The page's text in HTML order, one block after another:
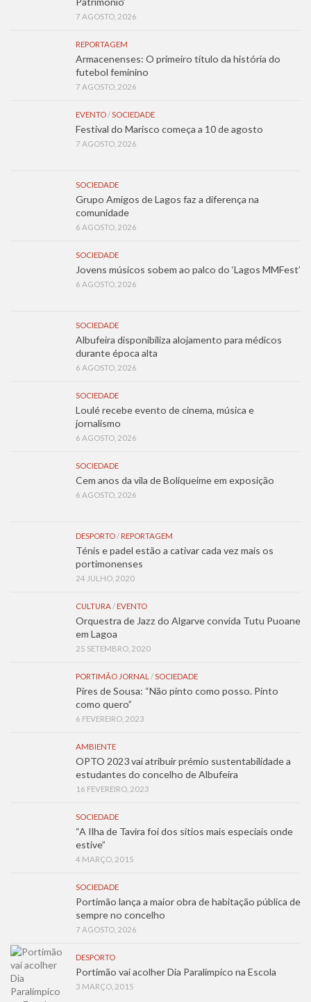
7 AGOSTO, 2026
REPORTAGEM
Armacenenses: O primeiro título da história do
futebol feminino
7 AGOSTO, 2026
EVENTO / SOCIEDADE
Festival do Marisco começa a 10 de agosto
7 AGOSTO, 2026
SOCIEDADE
Grupo Amigos de Lagos faz a diferença na
comunidade
6 AGOSTO, 2026
SOCIEDADE
Jovens músicos sobem ao palco do ‘Lagos MMFest’
6 AGOSTO, 2026
SOCIEDADE
Albufeira disponibiliza alojamento para médicos
durante época alta
6 AGOSTO, 2026
SOCIEDADE
Loulé recebe evento de cinema, música e
jornalismo
6 AGOSTO, 2026
SOCIEDADE
Cem anos da vila de Boliqueime em exposição
6 AGOSTO, 2026
DESPORTO / REPORTAGEM
Ténis e padel estão a cativar cada vez mais os
portimonenses
24 JULHO, 2020
CULTURA / EVENTO
Orquestra de Jazz do Algarve convida Tutu Puoane
em Lagoa
25 SETEMBRO, 2020
PORTIMÃO JORNAL / SOCIEDADE
Pires de Sousa: “Não pinto como posso. Pinto
como quero”
6 FEVEREIRO, 2023
AMBIENTE
OPTO 2023 vai atribuir prémio sustentabilidade a
estudantes do concelho de Albufeira
16 FEVEREIRO, 2023
SOCIEDADE
“A Ilha de Tavira foi dos sítios mais especiais onde
estive”
4 MARÇO, 2015
SOCIEDADE
Portimão lança a maior obra de habitação pública de
sempre no concelho
7 AGOSTO, 2026
DESPORTO
Portimão vai acolher Dia Paralímpico na Escola
3 MARÇO, 2015